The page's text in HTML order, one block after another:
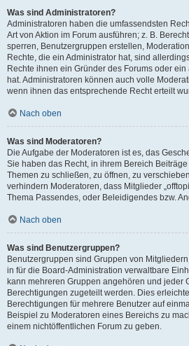
Was sind Administratoren?
Administratoren haben die umfassendsten
Art von Aktion im Forum ausführen; z. B.
sperren, Benutzergruppen erstellen,
Rechte, die ein Administrator hat, sind
Rechte ihnen ein Gründer des Forums oder
hat. Administratoren können auch volle
wenn ihnen das entsprechende Recht erteilt
Nach oben
Was sind Moderatoren?
Die Aufgabe der Moderatoren ist es, das
Sie haben das Recht, in ihrem Bereich
Themen zu schließen, zu öffnen, zu
verhindern Moderatoren, dass Mitglieder
Thema Passendes, oder Beleidigendes bzw.
Nach oben
Was sind Benutzergruppen?
Benutzergruppen sind Gruppen von
in für die Board-Administration verwaltbare
kann mehreren Gruppen angehören und jeder
Berechtigungen zugeteilt werden. Dies
Berechtigungen für mehrere Benutzer auf
Beispiel zu Moderatoren eines Bereichs zu
einem nichtöffentlichen Forum zu geben.